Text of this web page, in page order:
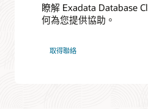
瞭解 Exadata Database
何為您提供協助。
取得聯絡